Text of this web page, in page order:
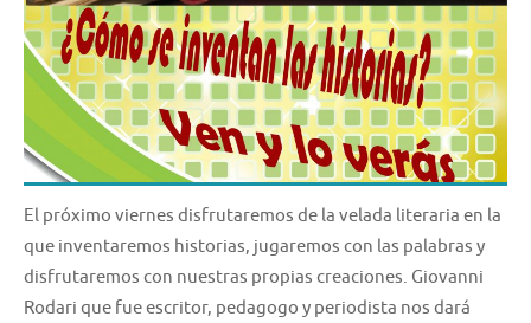
El próximo viernes disfrutaremos de la velada literaria en la
que inventaremos historias, jugaremos con las palabras y
disfrutaremos con nuestras propias creaciones. Giovanni
Rodari que fue escritor, pedagogo y periodista nos dará